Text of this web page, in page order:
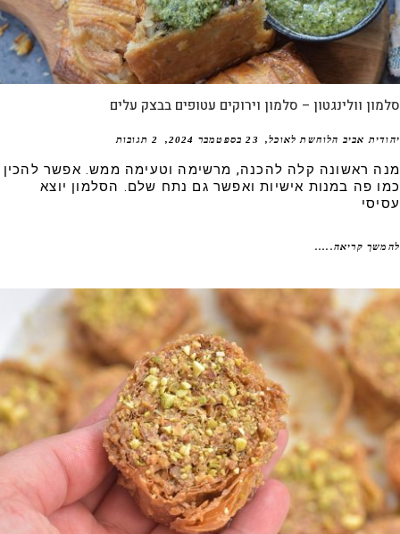
וולינגטון – סלמון וירוקים עטופים בבצק עלים
אביב הלוחשת לאוכל 23 בספטמבר 2024 2 תגובות
ראשונה קלה להכנה, מרשימה וטעימה ממש. אפשר להכין
פה במנות אישיות ואפשר גם נתח שלם. הסלמון יוצא
קריאה.....